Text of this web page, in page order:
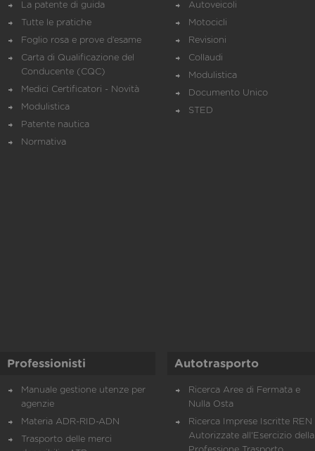
La patente di guida
Tutte le pratiche
Foglio rosa e prove d’esame
Carta di Qualificazione del
Conducente (CQC)
Medici Certificatori - Novità
Modulistica
Patente nautica
Normativa
Autoveicoli
Motocicli
Revisioni
Collaudi
Modulistica
Documento Unico
STED
Professionisti
Manuale gestione utenze per
agenzie
Materia ADR-RID-ADN
Trasporto delle merci
Autotrasporto
Ricerca Aree di Fermata e
Nulla Osta
Ricerca Imprese Iscritte REN
Autorizzate all'Esercizio della